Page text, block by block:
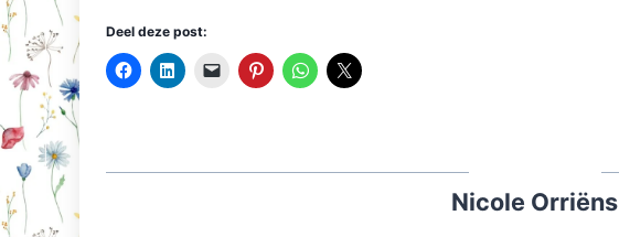
Deel deze post:
Nicole Orriëns